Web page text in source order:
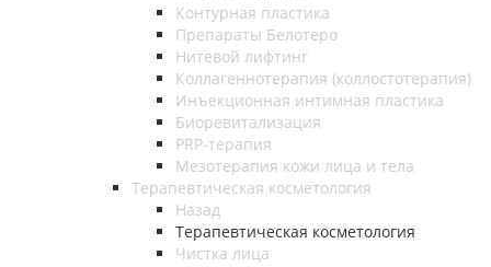
Контурная пластика
Препараты Белотеро
Нитевой лифтинг
Коллагеннотерапия (коллостотерапия)
Инъекционная интимная пластика
Биоревитализация
PRP-терапия
Мезотерапия кожи лица и тела
Терапевтическая косметология
Назад
Терапевтическая косметология
Чистка лица